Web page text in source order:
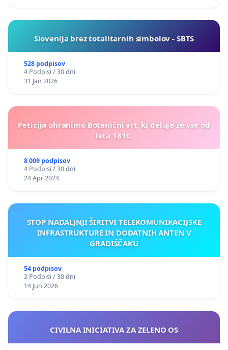
Slovenija brez totalitarnih simbolov - SBTS
528 podpisov
4 Podpisi / 30 dni
31 Jan 2026
Peticija ohranimo Botanični vrt, ki deluje že vse od
leta 1810.
8 009 podpisov
4 Podpisi / 30 dni
24 Apr 2024
STOP NADALJNJI ŠIRITVI TELEKOMUNIKACIJSKE
INFRASTRUKTURE IN DODATNIH ANTEN V
GRADIŠČAKU
54 podpisov
2 Podpisi / 30 dni
14 Jun 2026
CIVILNA INICIATIVA ZA ZELENO OS